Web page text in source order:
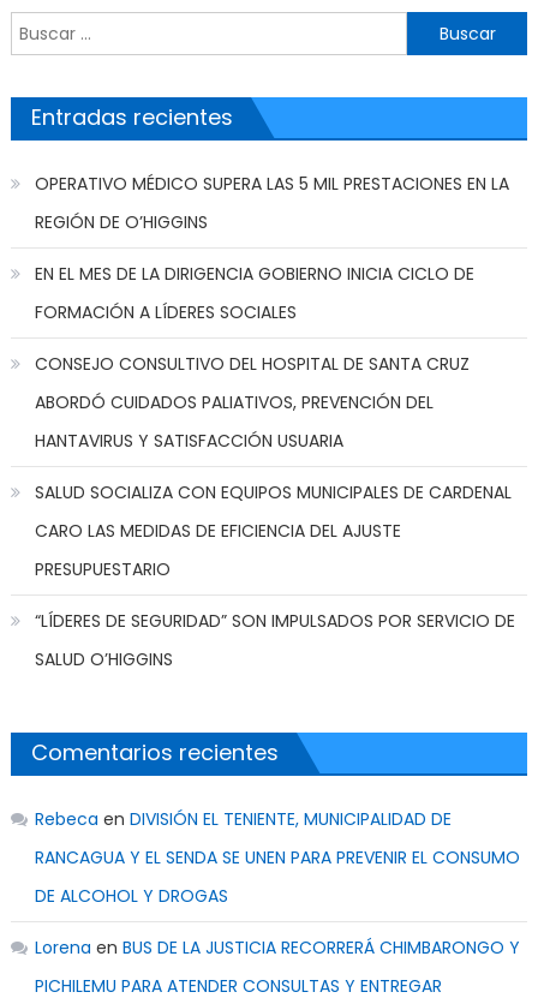
Buscar por:
Entradas recientes
OPERATIVO MÉDICO SUPERA LAS 5 MIL PRESTACIONES EN LA
REGIÓN DE O’HIGGINS
EN EL MES DE LA DIRIGENCIA GOBIERNO INICIA CICLO DE
FORMACIÓN A LÍDERES SOCIALES
CONSEJO CONSULTIVO DEL HOSPITAL DE SANTA CRUZ
ABORDÓ CUIDADOS PALIATIVOS, PREVENCIÓN DEL
HANTAVIRUS Y SATISFACCIÓN USUARIA
SALUD SOCIALIZA CON EQUIPOS MUNICIPALES DE CARDENAL
CARO LAS MEDIDAS DE EFICIENCIA DEL AJUSTE
PRESUPUESTARIO
“LÍDERES DE SEGURIDAD” SON IMPULSADOS POR SERVICIO DE
SALUD O’HIGGINS
Comentarios recientes
Rebeca en DIVISIÓN EL TENIENTE, MUNICIPALIDAD DE
RANCAGUA Y EL SENDA SE UNEN PARA PREVENIR EL CONSUMO
DE ALCOHOL Y DROGAS
Lorena en BUS DE LA JUSTICIA RECORRERÁ CHIMBARONGO Y
PICHILEMU PARA ATENDER CONSULTAS Y ENTREGAR